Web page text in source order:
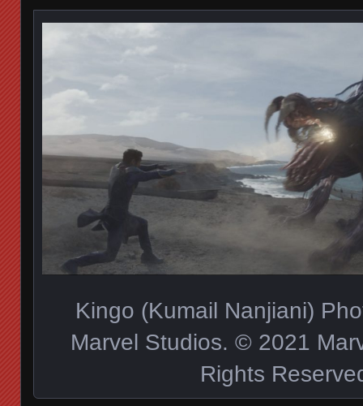
Kingo (Kumail Nanjiani)
Marvel Studios. © 2021
Rights